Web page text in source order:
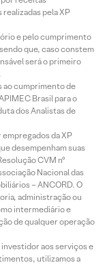
pela XP
e pelo cumprimento
que, caso constem
será o primeiro
ao cumprimento de
Brasil para o
dos Analistas de
da XP
desempenham suas
CVM nº
Nacional das
– ANCORD. O
administração ou
intermediário e
de qualquer operação
investidor aos serviços e
utilizamos a